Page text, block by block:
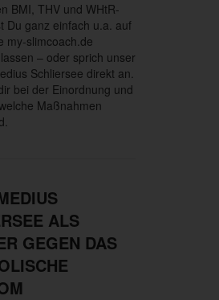
BMI, THV und WHtR-
Du ganz einfach u.a. auf
my-slimcoach.de
– oder sprich unser
Schliersee direkt an.
bei der Einordnung und
Maßnahmen
ALS
GEGEN DAS